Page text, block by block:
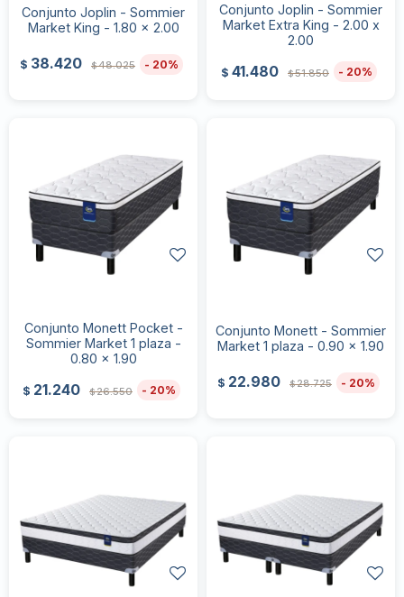
Conjunto Joplin - Sommier
Market King - 1.80 x 2.00
$ 38.420 $48.025 20
Conjunto Joplin - Sommier
Market Extra King - 2.00 x
2.00
$ 41.480 $51.850 20
Conjunto Monett Pocket -
Sommier Market 1 plaza -
0.80 x 1.90
$ 21.240 $26.550 20
Conjunto Monett - Sommier
Market 1 plaza - 0.90 x 1.90
$ 22.980 $28.725 20